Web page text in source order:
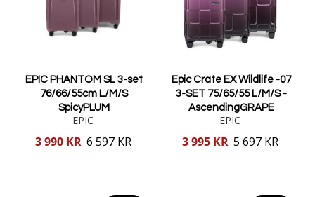
EPIC PHANTOM SL 3-set
76/66/55cm L/M/S
SpicyPLUM
EPIC
Reducerat
3 990 KR 6 597 KR
Epic Crate EX Wildlife -07
3-SET 75/65/55 L/M/S -
AscendingGRAPE
EPIC
Reducerat
3 995 KR 5 697 KR